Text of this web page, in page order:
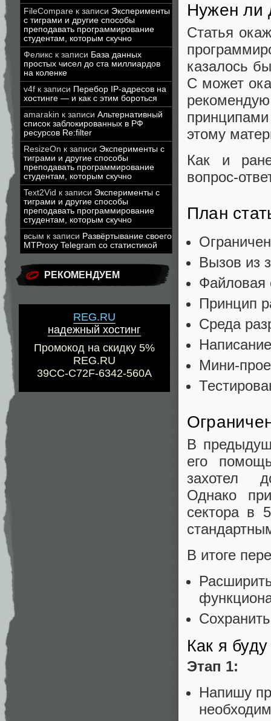
FileCompare к записи Эксперименты
с тиграми и другие способы
преподавать программирование
студентам, которым скучно
Феликс к записи База данных
простых чисел до ста миллиардов
на коленке
v4f к записи Перебор IP-адресов на
хостинге — и как с этим бороться
amarakin к записи Альтернативный
список заблокированных в РФ
ресурсов Re:filter
ResizeOn к записи Эксперименты с
тиграми и другие способы
преподавать программирование
студентам, которым скучно
Text2Vid к записи Эксперименты с
тиграми и другие способы
преподавать программирование
студентам, которым скучно
всым к записи Развёртывание своего
MTProxy Telegram со статистикой
РЕКОМЕНДУЕМ
REG.RU
надежный хостинг
Промокод на скидку 5%
REG.RU
39CC-C72F-6342-560A
Нужен ли
Статья
казалось
C может
этому
Как и
вопрос-
План
Вызов из
Файловая
Принцип
Среда
Мини-
В
его
захотел
Однако
сектора в
В итоге
Как я
Этап 1:
Напишу